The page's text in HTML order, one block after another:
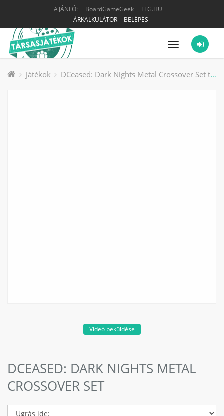
AJÁNLÓ: BoardGameGeek
LFG.HU
ÁRKALKULÁTOR
BELÉPÉS
Menü
Játékok DCeased: Dark Nights Metal Crossover Set társasjáték kiegészítő
Videó beküldése
DCEASED: DARK NIGHTS METAL
CROSSOVER SET